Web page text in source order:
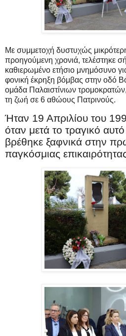
Με συμμετοχή δυστυχώς
προηγούμενη χρονιά, τελέστηκε
καθιερωμένο ετήσιο μνημόσυνο
φονική έκρηξη βόμβας στην οδό
ομάδα Παλαιστίνιων
τη ζωή σε 6 αθώους Πατρινούς.
Ήταν 19 Απριλίου του
όταν μετά το τραγικό
βρέθηκε ξαφνικά στην
παγκόσμιας